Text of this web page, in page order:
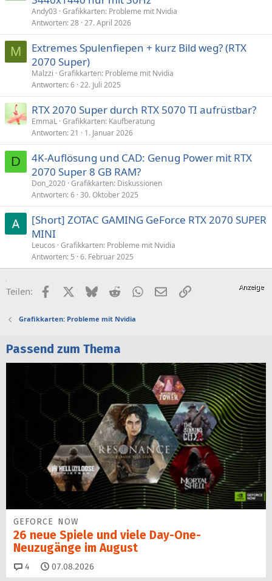
e
Andy03 Grafikkarten: Probleme mit Nvidia
Antworten 28 27. April 2026
M
Extremes Spulenfiepen + kurz Bild weg? (RTX
2070 Super)
Malzzi Grafikkarten: Probleme mit Nvidia
Antworten 6 22. Juli 2025
RTX 2070 Super durch RTX 5070 TI aufrüstbar?
EmmaL Grafikkarten: Kaufberatung
Antworten 21 1. Januar 2026
D
4K-Auflösung und CAD: Genug Power mit RTX
2070 Super 8 GB RAM?
Don_2020 Grafikkarten: Diskussionen
Antworten 6 30. Oktober 2025
[Short] ZOTAC GAMING GeForce RTX 2070 SUPER
MINI
Leucos Grafikkarten: Probleme mit Nvidia
Antworten 5 6. Februar 2025
Teilen: FacebookX (Twitter)
BlueskyRedditWhatsApp
E-MailLink
Grafikkarten: Probleme mit Nvidia
Passend zum Thema
GEFORCE NOW
26 neue Spiele und viele Day-One-
Neuzugänge im August
4 Kommentare
07.08.2026